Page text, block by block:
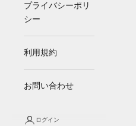
プライバシーポリ
シー
利用規約
お問い合わせ
ログイン